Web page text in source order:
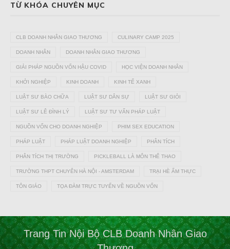
TỪ KHÓA CHUYÊN MỤC
CLB DOANH NHÂN GIAO THƯƠNG CULINARY CAMP 2025
DOANH NHÂN DOANH NHÂN GIAO THƯƠNG
GIẢI PHÁP NGUỒN VỐN HẬU COVID HỌC VIỆN DOANH NHÂN
KHỞI NGHIỆP KINH DOANH KINH TẾ XANH
LUẬT SƯ BÀO CHỮA LUẬT SƯ DÂN SỰ LUẬT SƯ GIỎI
LUẬT SƯ LÊ ĐÌNH LÝ LUẬT SƯ TƯ VẤN PHÁP LUẬT
NGUỒN VỐN CHO DOANH NGHIỆP PHIM SEX EDUCATION
PHÁP LUẬT PHÁP LUẬT DOANH NGHIỆP PHÂN TÍCH
PHÂN TÍCH THỊ TRƯỜNG PICKLEBALL LÀ MÔN THỂ THAO
TRƯỜNG THPT CHUYÊN HÀ NỘI - AMSTERDAM TRẠI HÈ ẨM THỰC
TÔN GIÁO TỌA ĐÀM TRỰC TUYẾN VỀ NGUỒN VỐN
Trang Tin Nội Bộ CLB Doanh Nhân Giao